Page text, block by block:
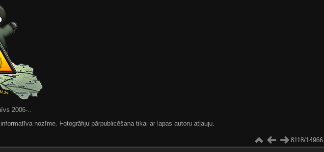
2006-..
nozīme. Fotogrāfiju pārpublicēšana tikai ar lapas autoru atļauju.
8118/14966